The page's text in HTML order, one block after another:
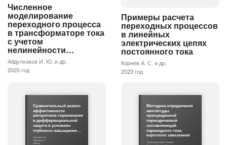
Численное
моделирование
переходного процесса
в трансформаторе тока
с учетом
нелинейности…
Абдулхаков И. Ю. и др.
2025 год
Примеры расчета
переходных процессов
в линейных
электрических цепях
постоянного тока
Корнев А. С. и др.
2023 год
Сравнительный анализ
эффективности
алгоритмов торможения
в дифференциальной
защите в условиях
глубокого насыщения…
Лукьянов А. В.
Федосов Д. С.
2025 год
Методика определения
амплитуды
принужденной
периодической
составляющей
переходного тока
короткого замыкания
Иванов Игорь Аристотельевич